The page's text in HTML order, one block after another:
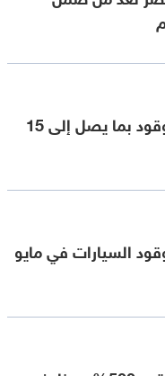
مصر ترفع أسعار الوقود بما يصل إلى 15
السيارات في مايو